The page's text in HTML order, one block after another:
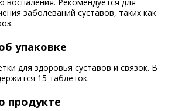
заболеваний суставов, таких как
упаковке
для здоровья суставов и связок. В
15 таблеток.
продукте